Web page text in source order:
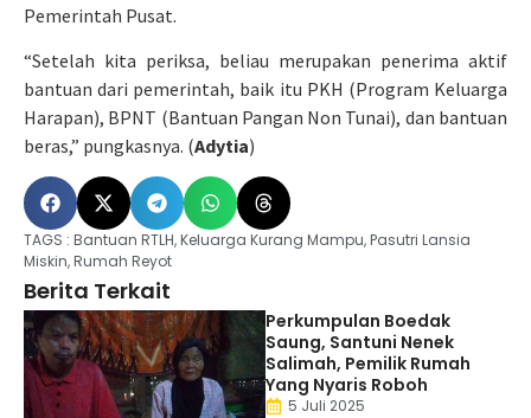
Pemerintah Pusat.
“Setelah kita periksa, beliau merupakan penerima aktif
bantuan dari pemerintah, baik itu PKH (Program Keluarga
Harapan), BPNT (Bantuan Pangan Non Tunai), dan bantuan
beras,” pungkasnya. (Adytia)
TAGS : Bantuan RTLH,Keluarga Kurang Mampu,Pasutri Lansia
Miskin,Rumah Reyot
Berita Terkait
Perkumpulan Boedak
Saung, Santuni Nenek
Salimah, Pemilik Rumah
Yang Nyaris Roboh
5 Juli 2025